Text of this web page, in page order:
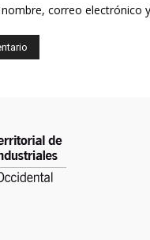
correo electrónico